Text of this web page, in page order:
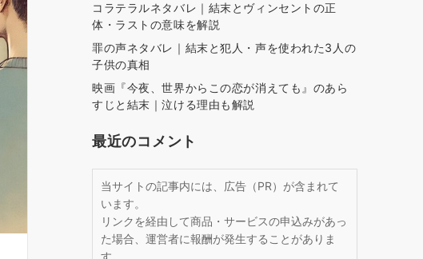
コラテラルネタバレ｜結末とヴィンセントの正
体・ラストの意味を解説
罪の声ネタバレ｜結末と犯人・声を使われた3人の
子供の真相
映画『今夜、世界からこの恋が消えても』のあら
すじと結末｜泣ける理由も解説
最近のコメント
当サイトの記事内には、広告（PR）が含まれて
います。
リンクを経由して商品・サービスの申込みがあっ
た場合、運営者に報酬が発生することがありま
す。